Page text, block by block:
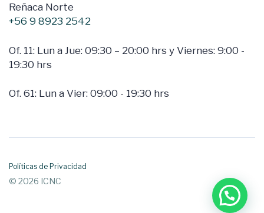
Reñaca Norte
+56 9 8923 2542
Of. 11: Lun a Jue: 09:30 – 20:00 hrs y Viernes: 9:00 -
19:30 hrs
Of. 61: Lun a Vier: 09:00 - 19:30 hrs
Políticas de Privacidad
© 2026 ICNC